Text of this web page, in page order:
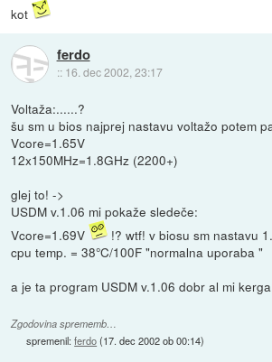
kot
ferdo
:: 16. dec 2002, 23:17
Voltaža:......?
šu sm u bios najprej nastavu voltažo potem
Vcore=1.65V
12x150MHz=1.8GHz (2200+)
glej to! ->
USDM v.1.06 mi pokaže sledeče:
Vcore=1.69V
!? wtf! v biosu sm nastavu
cpu temp. = 38°C/100F "normalna uporaba "
a je ta program USDM v.1.06 dobr al mi
Zgodovina sprememb…
spremenil:ferdo(17. dec 2002 ob 00:14)